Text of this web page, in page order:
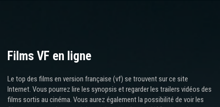
Films VF en ligne
Le top des films en version française (vf) se trouvent sur ce site
Internet. Vous pourrez lire les synopsis et regarder les trailers vidéos des
films sortis au cinéma. Vous aurez également la possibilité de voir les